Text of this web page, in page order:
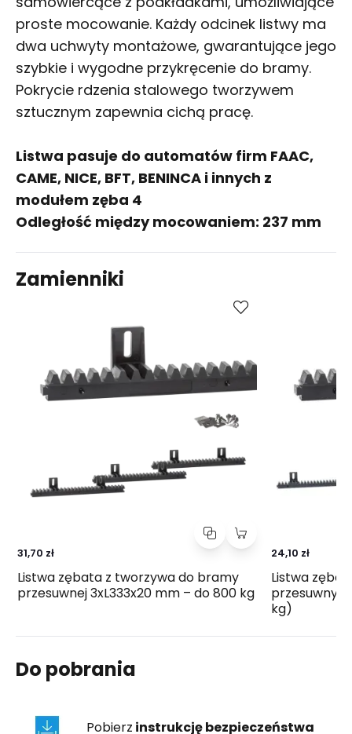
proste mocowanie. Każdy odcinek listwy ma
dwa uchwyty montażowe, gwarantujące jego
szybkie i wygodne przykręcenie do bramy.
Pokrycie rdzenia stalowego tworzywem
sztucznym zapewnia cichą pracę.
Listwa pasuje do automatów firm FAAC,
CAME, NICE, BFT, BENINCA i innych z
modułem zęba 4
Odległość między mocowaniem: 237 mm
Zamienniki
Kup
31,70 zł
Listwa zębata z tworzywa do bramy
przesuwnej 3xL333x20 mm – do 800 kg
24,10 zł
Listwa
kg)
Do pobrania
Pobierz instrukcję bezpieczeństwa